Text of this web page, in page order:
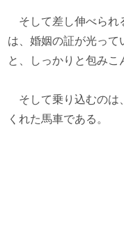
そして差し伸べられ
は、婚姻の証が光って
と、しっかりと包みこ
そして乗り込むのは
くれた馬車である。